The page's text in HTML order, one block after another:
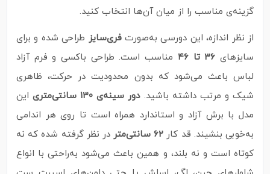
گزینه‌ی مناسب را از میان آن‌ها انتخاب کنید.
از نظر اندازه، این دورسی به‌صورتفری‌سایز طراحی شده و برای
سایزهای ۳۶ تا ۴۶
مناسب است. طراحی باکسی و فرم آزاد
لباس باعث می‌شود که بدون محدودیت در حرکت، ظاهری
شیک و مرتب داشته باشید.دور سینه‌ی ۱۳۰ سانتی‌متری
این
مدل با برش آزاد و استاندارد همراه است تا روی هر اندامی
به‌خوبی بنشیند. قد کار ۶۲ سانتی‌متر
در نظر گرفته شده که نه
کوتاه است و نه بلند، و همین باعث می‌شود به‌راحتی با انواع